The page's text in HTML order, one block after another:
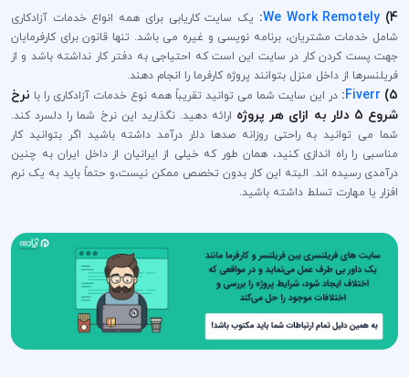
4)
We Work Remotely
: یک سایت کاریابی برای همه انواع خدمات آزادکاری
شامل خدمات مشتریان، برنامه نویسی و غیره می باشد. تنها قانون برای کارفرمایان
جهت پست کردن کار در سایت این است که احتیاجی به دفتر کار نداشته باشد و از
فریلنسرها از داخل منزل بتوانند پروژه کارفرما را انجام دهند.
5)
Fiverr
: در این سایت شما می توانید تقریباً همه نوع خدمات آزادکاری را با نرخ
شروع 5 دلار به ازای هر پروژه
ارائه دهید. نگذارید این نرخ شما را دلسرد کند.
شما می توانید به راحتی روزانه صدها دلار درآمد داشته باشید اگر بتوانید کار
مناسبی را راه اندازی کنید، همان طور که خیلی از ایرانیان از داخل ایران به چنین
درآمدی رسیده اند. البته این کار بدون تخصص ممکن نیست،و حتماً باید به یک نرم
افزار یا مهارت تسلط داشته باشید.